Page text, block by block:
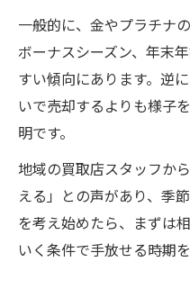
一般的に、金やプラチナ
ボーナスシーズン、年末
すい傾向にあります。逆
いで売却するよりも様子
明です。
地域の買取店スタッフか
える」との声があり、季
を考え始めたら、まずは
いく条件で手放せる時期